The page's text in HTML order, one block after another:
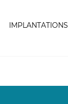
IMPLANTATIONS